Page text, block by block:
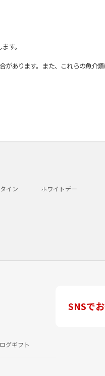
す。
あります。また、これらの魚介
イン ホワイトデー
グギフト
SNSで